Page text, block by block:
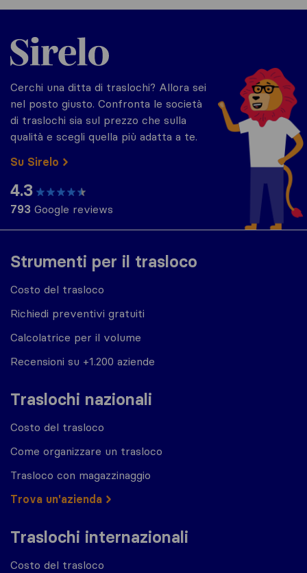
Strumenti per il trasloco
Costo del trasloco
Richiedi preventivi gratuiti
Calcolatrice per il volume
Recensioni su +1.200 aziende
Traslochi nazionali
Costo del trasloco
Come organizzare un trasloco
Trasloco con magazzinaggio
Trova un'azienda
Traslochi internazionali
Costo del trasloco
Sirelo.it
Cerchi una ditta di traslochi? Allora sei
nel posto giusto. Confronta le società
di traslochi sia sul prezzo che sulla
qualità e scegli quella più adatta a te.
Su Sirelo
4.3
793 Google reviews